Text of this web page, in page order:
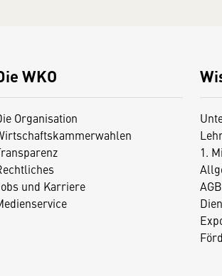
WKO
Organisation
und Karriere
1.
AGB